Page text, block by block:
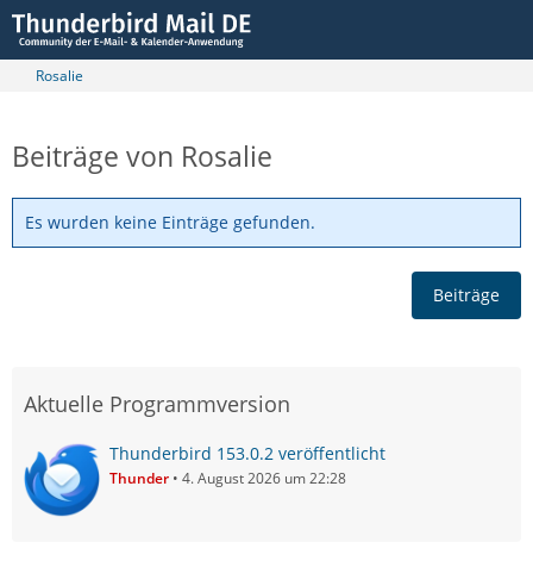
Rosalie
Beiträge von Rosalie
Es wurden keine Einträge gefunden.
Beiträge
Aktuelle Programmversion
Thunderbird 153.0.2 veröffentlicht
Thunder 4. August 2026 um 22:28